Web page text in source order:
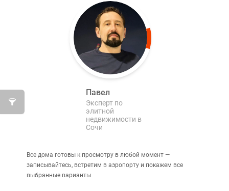
Павел
Эксперт по
элитной
недвижимости в
Сочи
Все дома готовы к просмотру в любой момент —
записывайтесь, встретим в аэропорту и покажем все
выбранные варианты